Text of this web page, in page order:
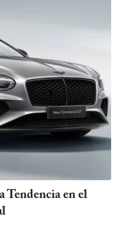
Tendencia en el